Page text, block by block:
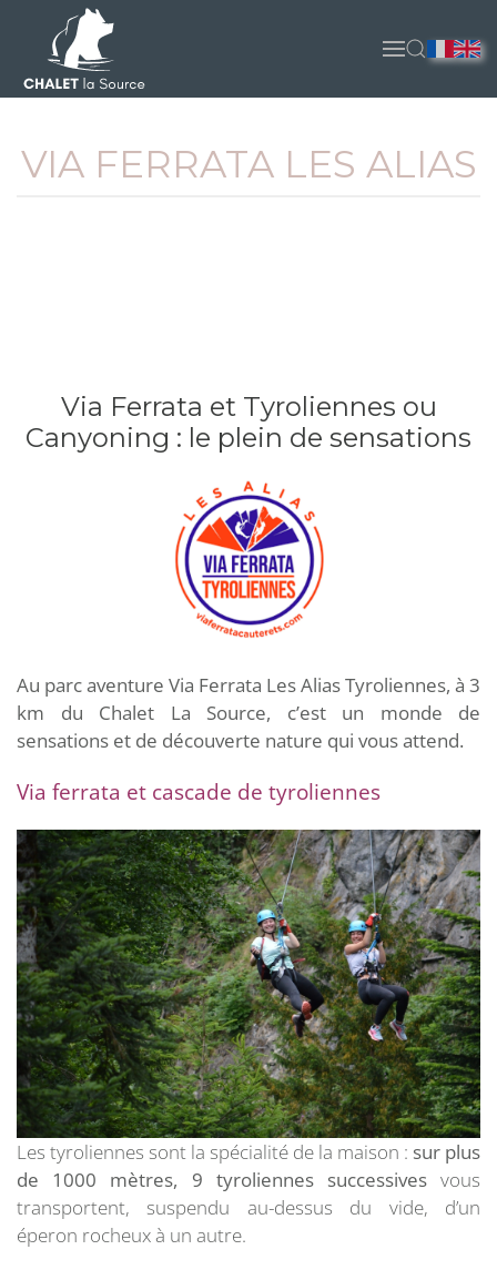
Accéder au contenu principal
VIA FERRATA LES ALIAS
Via Ferrata et Tyroliennes ou
Canyoning : le plein de sensations
Au parc aventure Via Ferrata Les Alias Tyroliennes, à 3
km du Chalet La Source, c’est un monde de
sensations et de découverte nature qui vous attend.
Via ferrata et cascade de tyroliennes
Les tyroliennes sont la spécialité de la maison : sur plus
de 1000 mètres, 9 tyroliennes successivesvous
transportent, suspendu au-dessus du vide, d’un
éperon rocheux à un autre.